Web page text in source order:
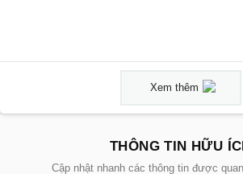
Xem thêm
THÔNG TIN HỮU
Cập nhật nhanh các thông tin được